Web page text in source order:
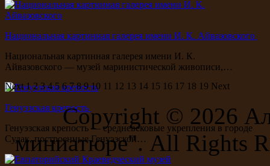
Национальная картинная галерея имени И. К. Айвазовского
Национальная картинная галерея имени И. К.
Айвазовского — музей маринистической живописи,…
Генуэзская крепость
Генуэзская крепость — средневековые укрепления в городе
Судак, построенные Генуэзской…
Next12345678910 11 12 13 14 15 16 17 18 19 Next
Copyright © 2026
миниатюре". All Rights